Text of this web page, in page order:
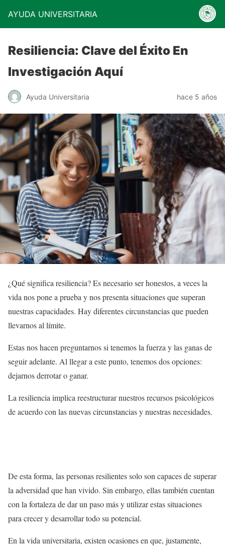
AYUDA UNIVERSITARIA
Resiliencia: Clave del Éxito En
Investigación Aquí
Ayuda Universitaria hace 5 años
¿Qué significa resiliencia? Es necesario ser honestos, a veces la
vida nos pone a prueba y nos presenta situaciones que superan
nuestras capacidades. Hay diferentes circunstancias que pueden
llevarnos al límite.
Estas nos hacen preguntarnos si tenemos la fuerza y las ganas de
seguir adelante. Al llegar a este punto, tenemos dos opciones:
dejarnos derrotar o ganar.
La resiliencia implica reestructurar nuestros recursos psicológicos
de acuerdo con las nuevas circunstancias y nuestras necesidades.
De esta forma, las personas resilientes solo son capaces de superar
la adversidad que han vivido. Sin embargo, ellas también cuentan
con la fortaleza de dar un paso más y utilizar estas situaciones
para crecer y desarrollar todo su potencial.
En la vida universitaria, existen ocasiones en que, justamente,